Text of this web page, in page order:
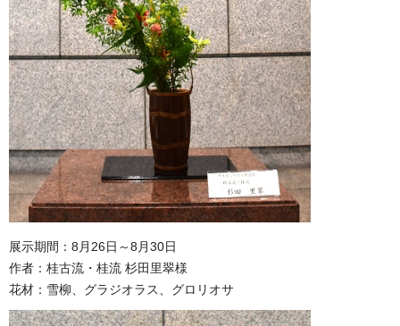
展示期間：8月26日～8月30日
作者：桂古流・桂流 杉田里翠様
花材：雪柳、グラジオラス、グロリオサ